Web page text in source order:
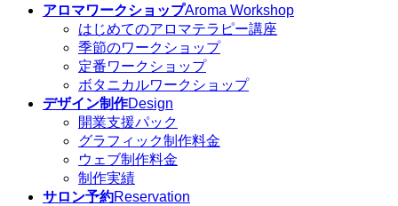
アロマワークショップAroma Workshop
はじめてのアロマテラピー講座
季節のワークショップ
定番ワークショップ
ボタニカルワークショップ
デザイン制作Design
開業支援パック
グラフィック制作料金
ウェブ制作料金
制作実績
サロン予約Reservation